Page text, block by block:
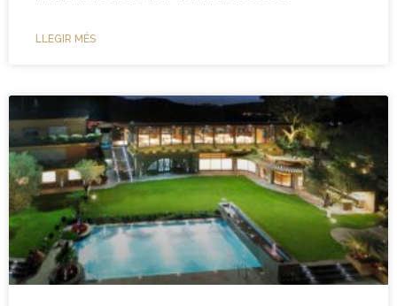
LLEGIR MÉS